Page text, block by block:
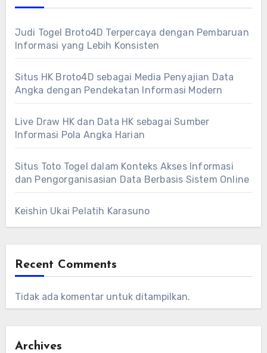
Judi Togel Broto4D Terpercaya dengan Pembaruan
Informasi yang Lebih Konsisten
Situs HK Broto4D sebagai Media Penyajian Data
Angka dengan Pendekatan Informasi Modern
Live Draw HK dan Data HK sebagai Sumber
Informasi Pola Angka Harian
Situs Toto Togel dalam Konteks Akses Informasi
dan Pengorganisasian Data Berbasis Sistem Online
Keishin Ukai Pelatih Karasuno
Recent Comments
Tidak ada komentar untuk ditampilkan.
Archives